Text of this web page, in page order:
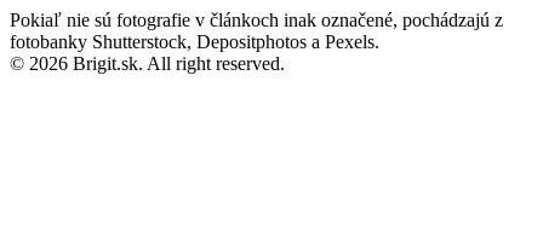
Pokiaľ nie sú fotografie v článkoch inak označené, pochádzajú z
fotobanky Shutterstock, Depositphotos a Pexels.
© 2026 Brigit.sk. All right reserved.